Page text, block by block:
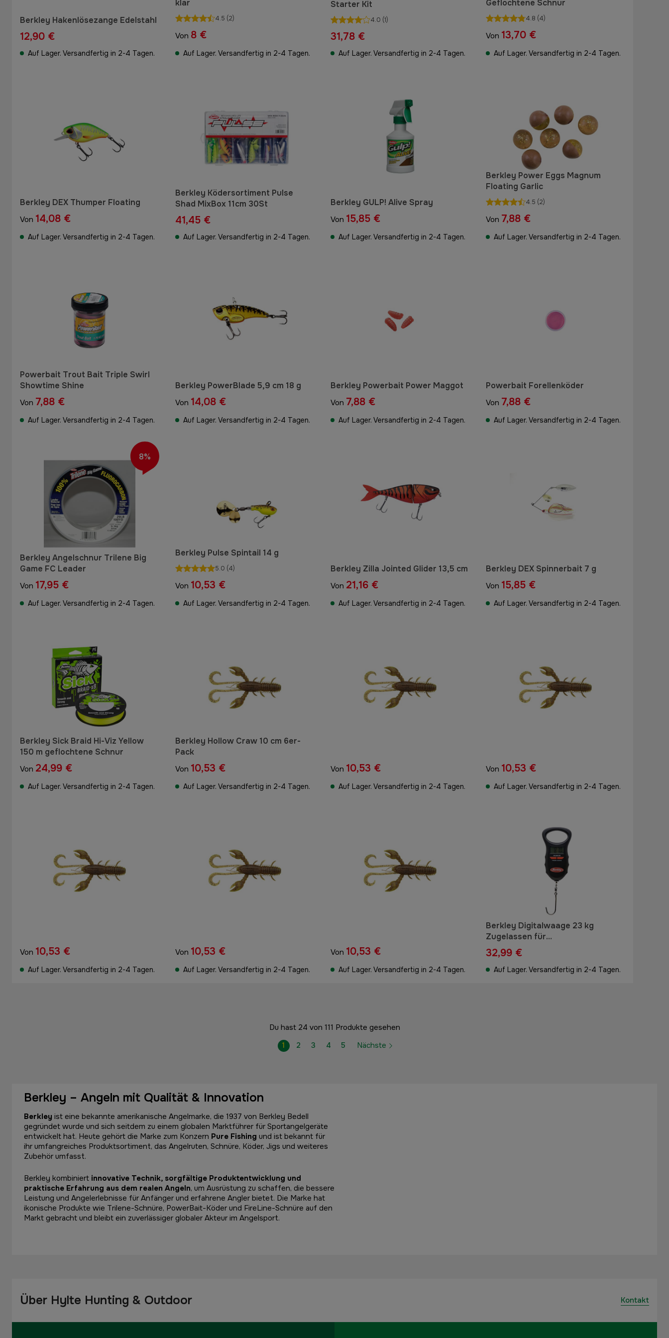
Berkley Hakenlösezange Edelstahl
12,90 €
Auf Lager. Versandfertig in 2-4 Tagen.
klar
4.5 (2)
Von 8 €
Auf Lager. Versandfertig in 2-4 Tagen.
Starter Kit
4.0 (1)
31,78 €
Auf Lager. Versandfertig in 2-4 Tagen.
Geflochtene Schnur
4.8 (4)
Von 13,70 €
Auf Lager. Versandfertig in 2-4 Tagen.
Berkley DEX Thumper Floating
Von 14,08 €
Auf Lager. Versandfertig in 2-4 Tagen.
Berkley Ködersortiment Pulse
Shad MixBox 11cm 30St
41,45 €
Auf Lager. Versandfertig in 2-4 Tagen.
Berkley GULP! Alive Spray
Von 15,85 €
Auf Lager. Versandfertig in 2-4 Tagen.
Berkley Power Eggs Magnum
Floating Garlic
4.5 (2)
Von 7,88 €
Auf Lager. Versandfertig in 2-4 Tagen.
Powerbait Trout Bait Triple Swirl
Showtime Shine
Von 7,88 €
Auf Lager. Versandfertig in 2-4 Tagen.
Berkley PowerBlade 5,9 cm 18 g
Von 14,08 €
Auf Lager. Versandfertig in 2-4 Tagen.
Berkley Powerbait Power Maggot
Von 7,88 €
Auf Lager. Versandfertig in 2-4 Tagen.
Powerbait Forellenköder
Von 7,88 €
Auf Lager. Versandfertig in 2-4 Tagen.
Berkley Angelschnur Trilene Big
Game FC Leader
Von 17,95 €
Auf Lager. Versandfertig in 2-4 Tagen.
8%
Berkley Pulse Spintail 14 g
5.0 (4)
Von 10,53 €
Auf Lager. Versandfertig in 2-4 Tagen.
Berkley Zilla Jointed Glider 13,5 cm
Von 21,16 €
Auf Lager. Versandfertig in 2-4 Tagen.
Berkley DEX Spinnerbait 7 g
Von 15,85 €
Auf Lager. Versandfertig in 2-4 Tagen.
Berkley Sick Braid Hi-Viz Yellow
150 m geflochtene Schnur
Von 24,99 €
Auf Lager. Versandfertig in 2-4 Tagen.
Berkley Hollow Craw 10 cm 6er-
Pack
Von 10,53 €
Auf Lager. Versandfertig in 2-4 Tagen.
Von 10,53 €
Auf Lager. Versandfertig in 2-4 Tagen.
Von 10,53 €
Auf Lager. Versandfertig in 2-4 Tagen.
Von 10,53 €
Auf Lager. Versandfertig in 2-4 Tagen.
Von 10,53 €
Auf Lager. Versandfertig in 2-4 Tagen.
Von 10,53 €
Auf Lager. Versandfertig in 2-4 Tagen.
Berkley Digitalwaage 23 kg
Zugelassen für
Großfischregistrierung
32,99 €
Auf Lager. Versandfertig in 2-4 Tagen.
Du hast 24 von 111 Produkte gesehen
1
2 3 4 5 Nächste
Berkley – Angeln mit Qualität & Innovation
Berkley ist eine bekannte amerikanische Angelmarke, die 1937 von Berkley Bedell
gegründet wurde und sich seitdem zu einem globalen Marktführer für Sportangelgeräte
entwickelt hat. Heute gehört die Marke zum Konzern Pure Fishing und ist bekannt für
ihr umfangreiches Produktsortiment, das Angelruten, Schnüre, Köder, Jigs und weiteres
Zubehör umfasst.
Berkley kombiniert innovative Technik, sorgfältige Produktentwicklung und
praktische Erfahrung aus dem realen Angeln, um Ausrüstung zu schaffen, die bessere
Leistung und Angelerlebnisse für Anfänger und erfahrene Angler bietet. Die Marke hat
ikonische Produkte wie Trilene-Schnüre, PowerBait-Köder und FireLine-Schnüre auf den
Markt gebracht und bleibt ein zuverlässiger globaler Akteur im Angelsport.
Über Hylte Hunting & Outdoor Kontakt